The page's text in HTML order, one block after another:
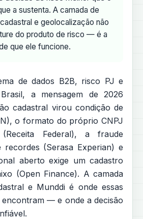
a sustenta. A camada de
e geolocalização não
do produto de risco — é a
que ele funcione.
de dados B2B, risco PJ e
a mensagem de 2026
cadastral virou condição de
o formato do próprio CNPJ
Federal), a fraude
recordes (Serasa Experian) e
aberto exige um cadastro
(Open Finance). A camada
e Munddi é onde essas
— e onde a decisão